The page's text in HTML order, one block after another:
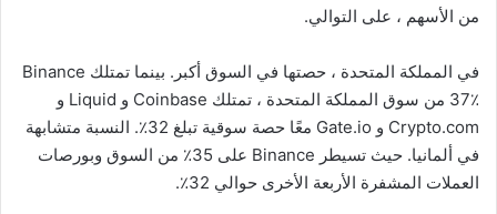
من الأسهم ، على التوالي.
في المملكة المتحدة ، حصتها في السوق أكبر. بينما تمتلك Binance
37٪ من سوق المملكة المتحدة ، تمتلك Coinbase و Liquid و
Crypto.com و Gate.io معًا حصة سوقية تبلغ 32٪. النسبة متشابهة
في ألمانيا. حيث تسيطر Binance على 35٪ من السوق وبورصات
العملات المشفرة الأربعة الأخرى حوالي 32٪.